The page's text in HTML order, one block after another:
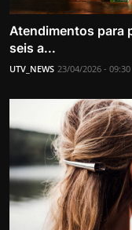
Atendimentos para
seis a...
UTV_NEWS 23/04/2026 - 09:30